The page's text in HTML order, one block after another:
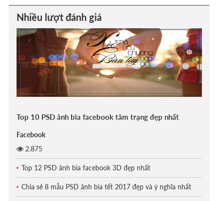
Nhiều lượt đánh giá
Top 10 PSD ảnh bìa facebook tâm trạng đẹp nhất
Facebook
2.875
Top 12 PSD ảnh bìa facebook 3D đẹp nhất
Chia sẻ 8 mẫu PSD ảnh bìa tết 2017 đẹp và ý nghĩa nhất